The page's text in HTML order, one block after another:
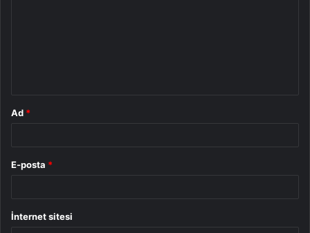
Ad *
E-posta *
İnternet sitesi